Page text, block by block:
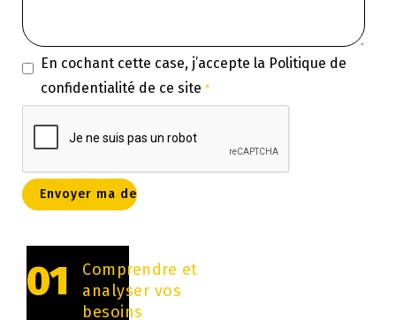
En cochant cette case, j’accepte la Politique de
confidentialité de ce site*
01
Comprendre et
analyser vos
besoins